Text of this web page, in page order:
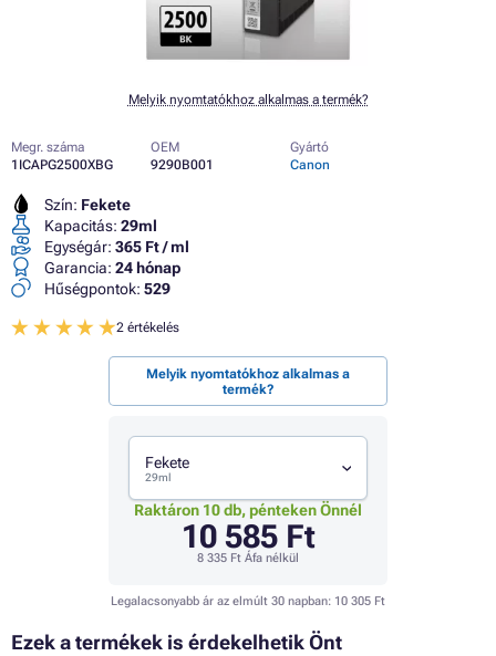
Melyik nyomtatókhoz alkalmas a termék?
Megr. száma
1ICAPG2500XBG
OEM
9290B001
Gyártó
Canon
Szín: Fekete
Kapacitás: 29ml
Egységár: 365 Ft / ml
Garancia: 24 hónap
Hűségpontok: 529
2 értékelés
Melyik nyomtatókhoz alkalmas a
termék?
Fekete
29ml
Raktáron 10 db, pénteken Önnél
10 585 Ft
8 335 Ft Áfa nélkül
Legalacsonyabb ár az elmúlt 30 napban: 10 305 Ft
Ezek a termékek is érdekelhetik Önt